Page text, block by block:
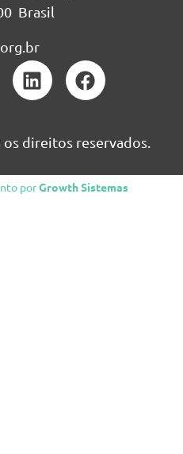
Brasil
os direitos reservados.
porGrowth Sistemas